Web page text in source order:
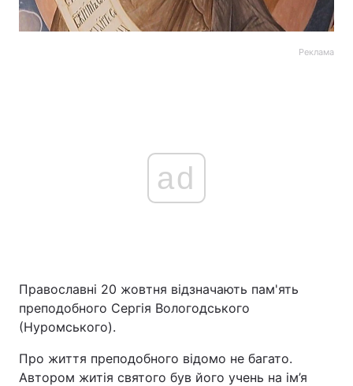
Головна Війна
Реклама
ad
Православні 20 жовтня відзначають пам'ять
преподобного Сергія Вологодського
(Нуромського).
Про життя преподобного відомо не багато.
Автором житія святого був його учень на ім’я